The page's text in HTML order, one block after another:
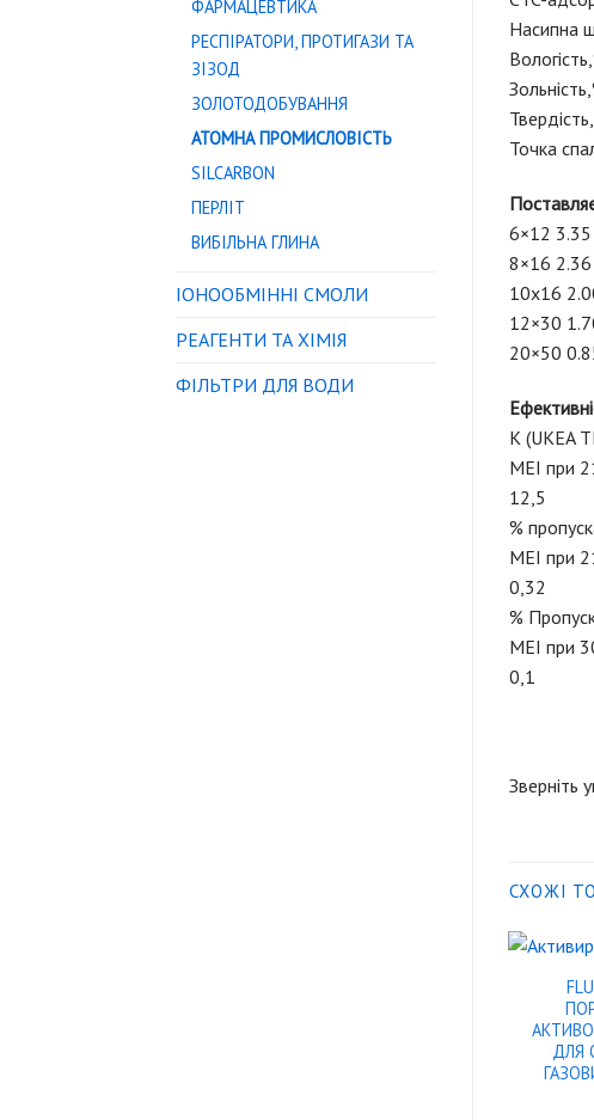
ФАРМАЦЕВТИКА
РЕСПІРАТОРИ, ПРОТИГАЗИ ТА
ЗІЗОД
ЗОЛОТОДОБУВАННЯ
АТОМНА ПРОМИСЛОВІСТЬ
SILCARBON
ПЕРЛІТ
ВИБІЛЬНА ГЛИНА
IОНООБМІННІ СМОЛИ
РЕАГЕНТИ ТА ХІМІЯ
ФІЛЬТРИ ДЛЯ ВОДИ
Насипна
Точка
6×12
8×16
10х16
12×30
20×50
K (UKEA
MEI при
12,5
%
MEI при
0,32
%
MEI при
0,1
Зверніть
СХОЖІ
ДЛЯ